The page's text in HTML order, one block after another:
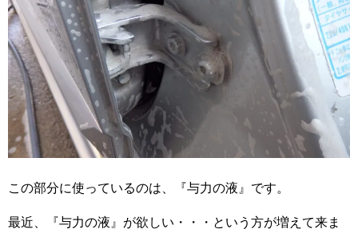
この部分に使っているのは、『与力の液』です。
最近、『与力の液』が欲しい・・・という方が増えて来ま